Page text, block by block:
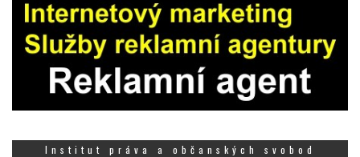
Institut práva a občanských svobod